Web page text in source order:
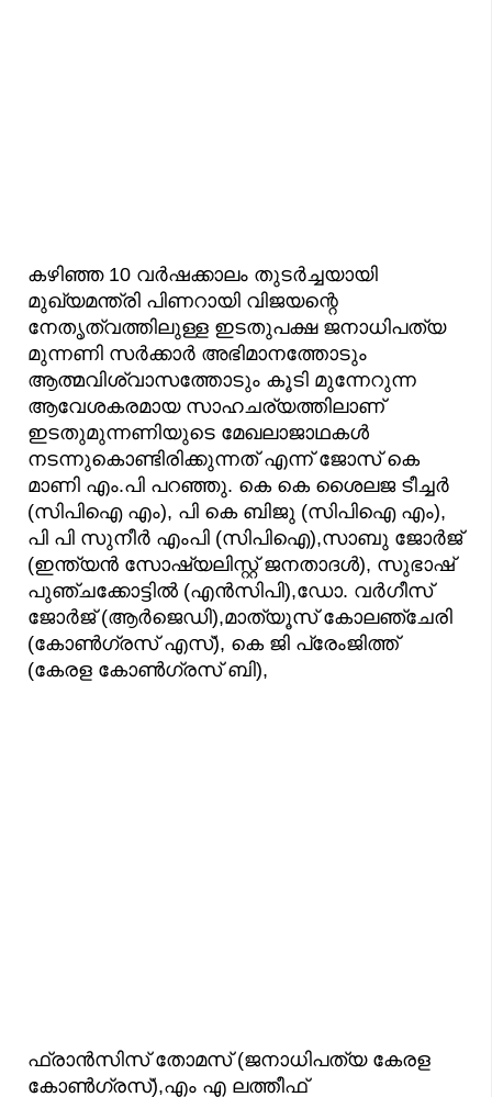
കഴിഞ്ഞ 10 വർഷക്കാലം തുടർച്ചയായി
മുഖ്യമന്ത്രി പിണറായി വിജയന്റെ
നേതൃത്വത്തിലുള്ള ഇടതുപക്ഷ ജനാധിപത്യ
മുന്നണി സർക്കാർ അഭിമാനത്തോടും
ആത്മവിശ്വാസത്തോടും കൂടി മുന്നേറുന്ന
ആവേശകരമായ സാഹചര്യത്തിലാണ്
ഇടതുമുന്നണിയുടെ മേഖലാജാഥകൾ
നടന്നുകൊണ്ടിരിക്കുന്നത് എന്ന് ജോസ് കെ
മാണി എം.പി പറഞ്ഞു. കെ കെ ശൈലജ ടീച്ചർ
(സിപിഐ എം), പി കെ ബിജു (സിപിഐ എം),
പി പി സുനീർ എംപി (സിപിഐ),സാബു ജോർജ്
(ഇന്ത്യൻ സോഷ്യലിസ്റ്റ് ജനതാദൾ), സുഭാഷ്
പുഞ്ചക്കോട്ടിൽ (എൻസിപി),ഡോ. വർഗീസ്
ജോർജ് (ആർജെഡി),മാത്യൂസ് കോലഞ്ചേരി
(കോൺഗ്രസ് എസ്), കെ ജി പ്രേംജിത്ത്
(കേരള കോൺഗ്രസ് ബി),
ഫ്രാൻസിസ് തോമസ് (ജനാധിപത്യ കേരള
കോൺഗ്രസ്),എം എ ലത്തീഫ്